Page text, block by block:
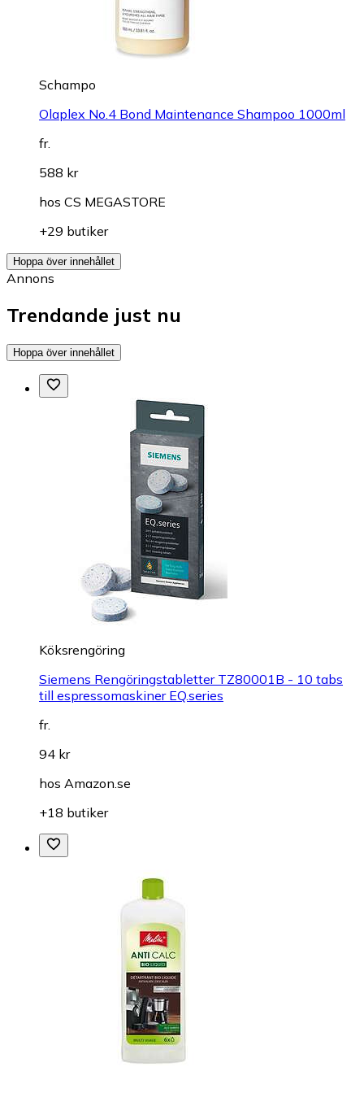
Schampo
Olaplex No.4 Bond Maintenance Shampoo 1000ml
fr.
588 kr
hos CS MEGASTORE
+29 butiker
Hoppa över innehållet
Annons
Trendande just nu
Hoppa över innehållet
Köksrengöring
Siemens Rengöringstabletter TZ80001B - 10 tabs
till espressomaskiner EQ.series
fr.
94 kr
hos Amazon.se
+18 butiker